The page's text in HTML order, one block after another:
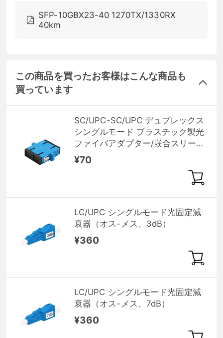
SFP-10GBX23-40 1270TX/1330RX
40km
この商品を買ったお客様はこんな商品も
買っています
SC/UPC-SC/UPC デュプレックス
シングルモード プラスチック製光
ファイバアダプター/嵌合スリーブ
（フランジ付き）
¥70
LC/UPC シングルモード光固定減
衰器（オス-メス、3dB）
¥360
LC/UPC シングルモード光固定減
衰器（オス-メス、7dB）
¥360